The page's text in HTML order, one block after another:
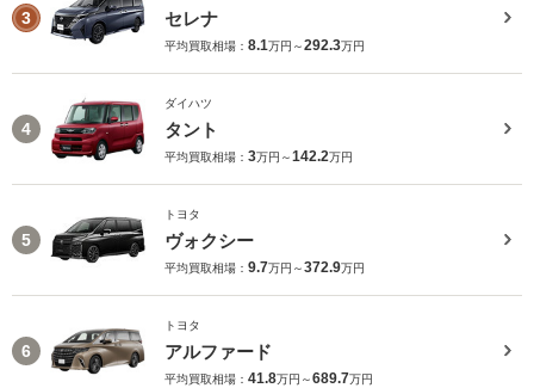
3 セレナ
平均買取相場： 8.1万円～292.3万円
4
ダイハツ
タント
平均買取相場： 3万円～142.2万円
5
トヨタ
ヴォクシー
平均買取相場： 9.7万円～372.9万円
6
トヨタ
アルファード
平均買取相場： 41.8万円～689.7万円